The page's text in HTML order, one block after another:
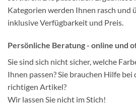
Kategorien werden Ihnen rasch und
inklusive Verfügbarkeit und Preis.
Persönliche Beratung - online und
Sie sind sich nicht sicher, welche
Ihnen passen? Sie brauchen Hilfe
richtigen Artikel?
Wir lassen Sie nicht im Stich!